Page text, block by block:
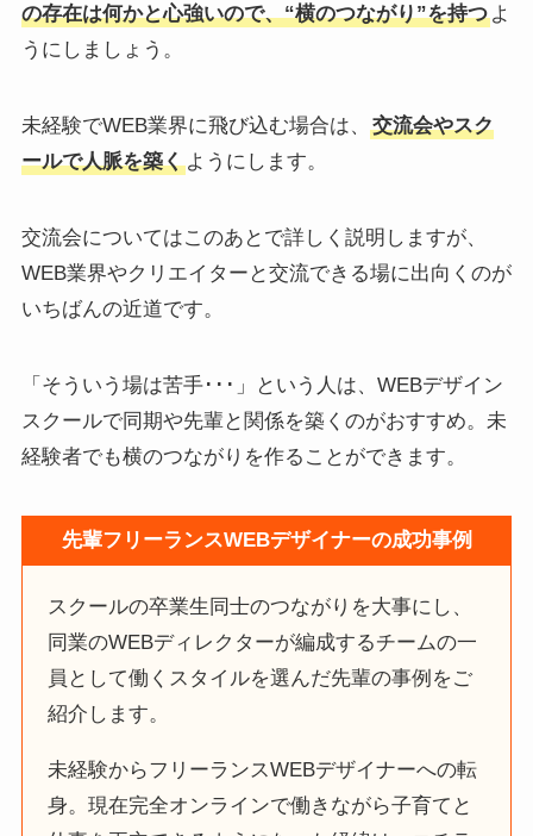
の存在は何かと心強いので、“横のつながり”を持つよ
うにしましょう。
未経験でWEB業界に飛び込む場合は、
交流会やスク
ールで人脈を築くようにします。
交流会についてはこのあとで詳しく説明しますが、
WEB業界やクリエイターと交流できる場に出向くのが
いちばんの近道です。
「そういう場は苦手･･･」という人は、WEBデザイン
スクールで同期や先輩と関係を築くのがおすすめ。未
経験者でも横のつながりを作ることができます。
先輩フリーランスWEBデザイナーの成功事例
スクールの卒業生同士のつながりを大事にし、
同業のWEBディレクターが編成するチームの一
員として働くスタイルを選んだ先輩の事例をご
紹介します。
未経験からフリーランスWEBデザイナーへの転
身。現在完全オンラインで働きながら子育てと